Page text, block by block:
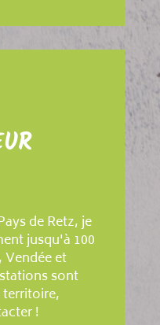
de Retz, je
jusqu'à 100
et
sont
territoire,
!